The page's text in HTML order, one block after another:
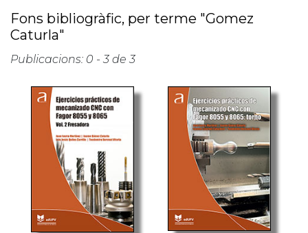
Fons bibliogràfic, per terme "Gomez
Caturla"
Publicacions: 0 - 3 de 3